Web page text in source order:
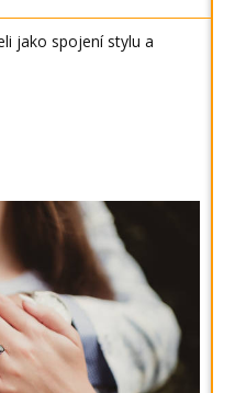
jako spojení stylu a